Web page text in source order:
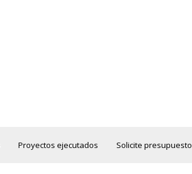
Proyectos ejecutados Solicite presupuesto